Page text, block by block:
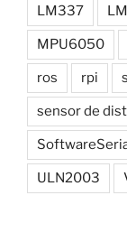
LM337
MPU6050
ros rpi
sensor de
ULN2003